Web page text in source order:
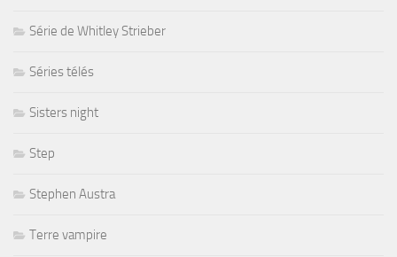
Série de Whitley Strieber
Séries télés
Sisters night
Step
Stephen Austra
Terre vampire